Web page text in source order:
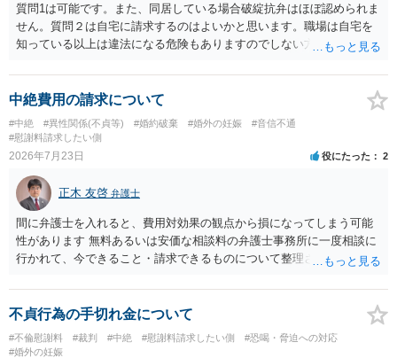
質問1は可能です。また、同居している場合破綻抗弁はほぼ認められま
せん。質問２は自宅に請求するのはよいかと思います。職場は自宅を
知っている以上は違法になる危険もありますのでしない方が良いで
かと思います。有責配偶者ですので相手方からの離婚は拒否しても仮
に訴訟されても法的に成立しません。質問５は認知すると養育費支払
い、相続権が発生します。合意があれば法的に可能ですが法律で強制
することはできません。質問６は可能です。質問７は不貞行為の写真
データ（ハメ撮り）、第三者撮影の腕組み写真、夫の自白録音まであ
中絶費用の請求について
#中絶 #異性関係(不貞等) #婚約破棄 #婚外の妊娠
#音信不通
#慰謝料請求したい側
2026年7月23日 役にたった 2
正木 友啓 弁護士
間に弁護士を入れると、費用対効果の観点から損になってしまう可能
性があります 無料あるいは安価な相談料の弁護士事務所に一度相談に
行かれて、今できること・請求できるものについて整理されるのがよ
不貞行為の手切れ金について
#不倫慰謝料 #裁判 #中絶 #慰謝料請求したい側
#恐喝・脅迫への対応
#婚外の妊娠